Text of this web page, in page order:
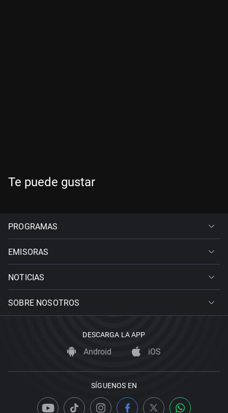
Te puede gustar
PROGRAMAS
EMISORAS
NOTICIAS
SOBRE NOSOTROS
DESCARGA LA APP
Android iOS
SÍGUENOS EN